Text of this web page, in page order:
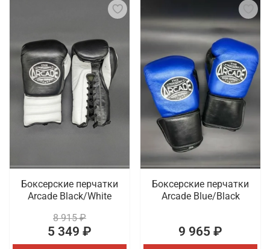
Боксерские перчатки
Arcade Black/White
8 915 ₽
5 349 ₽
Боксерские перчатки
Arcade Blue/Black
9 965 ₽